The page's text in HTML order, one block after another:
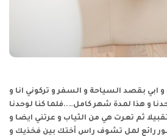
ابي بقصد السياحة و السفر و تركوني انا و
و هذا لمدة شهر كامل…..فلما كنا لوحدنا
ثم تعرت هي من الثياب و عرتني ايضا و
رائع لمل تشوف راس أختك بين فخذيك و